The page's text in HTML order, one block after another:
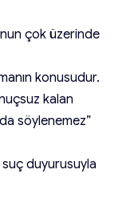
çok üzerinde
konusudur.
kalan
söylenemez”
duyurusuyla